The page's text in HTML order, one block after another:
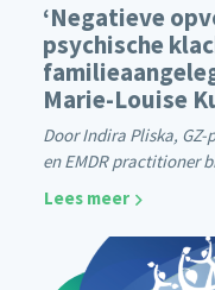
‘Negatieve
psychische
Marie-Louise
Door Indira Pliska,
en EMDR practitioner
Lees meer